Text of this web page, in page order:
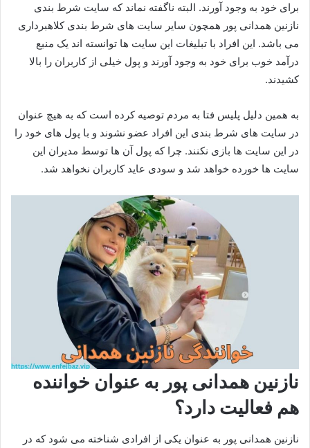
برای خود به وجود آورند. البته ناگفته نماند که سایت شرط بندی
نازنین همدانی پور همچون سایر سایت‌ های شرط بندی کلاهبرداری
می‌ باشد. این افراد با تبلیغات این سایت‌ ها توانسته اند یک منبع
درآمد خوب برای خود به وجود آورند و پول خیلی از کاربران را بالا
کشیدند.
به همین دلیل پلیس فتا به مردم توصیه کرده است که به هیچ عنوان
در سایت‌ های شرط‌ بندی این افراد عضو نشوند و با پول‌ های خود را
در این سایت‌ ها بازی نکنند. چرا که پول آن ها توسط مدیران این
سایت ها خورده خواهد شد و سودی عاید کاربران نخواهد شد.
نازنین همدانی پور به عنوان خواننده
هم فعالیت دارد؟
نازنین همدانی پور به عنوان یکی از افرادی شناخته می‌ شود که در